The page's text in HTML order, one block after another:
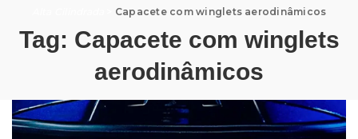
Capacete com winglets aerodinâmicos
Tag: Capacete com winglets
aerodinâmicos